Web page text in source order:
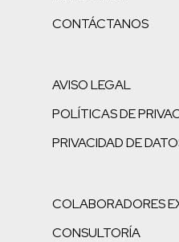
CONTÁCTANOS
AVISO LEGAL
POLÍTICAS DE
PRIVACIDAD DE
COLABORADORES
CONSULTORÍA